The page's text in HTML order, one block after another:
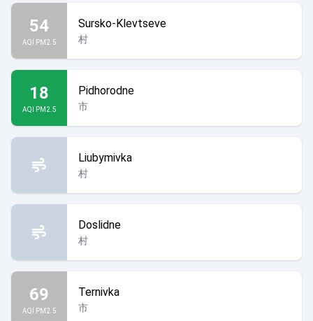
54
AQI PM2.5
Sursko-Klevtseve
村
18
AQI PM2.5
Pidhorodne
市
Liubymivka
村
Doslidne
村
69
AQI PM2.5
Ternivka
市